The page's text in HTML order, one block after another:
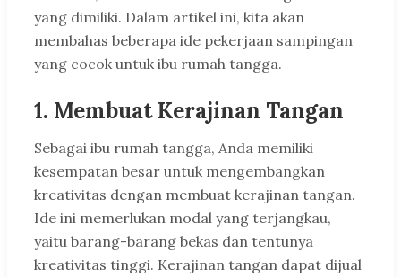
yang dimiliki. Dalam artikel ini, kita akan
membahas beberapa ide pekerjaan sampingan
yang cocok untuk ibu rumah tangga.
1. Membuat Kerajinan Tangan
Sebagai ibu rumah tangga, Anda memiliki
kesempatan besar untuk mengembangkan
kreativitas dengan membuat kerajinan tangan.
Ide ini memerlukan modal yang terjangkau,
yaitu barang-barang bekas dan tentunya
kreativitas tinggi. Kerajinan tangan dapat dijual